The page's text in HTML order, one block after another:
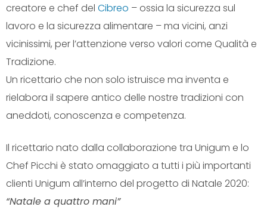
creatore e chef del Cibreo – ossia la sicurezza sul
lavoro e la sicurezza alimentare – ma vicini, anzi
vicinissimi, per l’attenzione verso valori come Qualità e
Tradizione.
Un ricettario che non solo istruisce ma inventa e
rielabora il sapere antico delle nostre tradizioni con
aneddoti, conoscenza e competenza.
Il ricettario nato dalla collaborazione tra Unigum e lo
Chef Picchi è stato omaggiato a tutti i più importanti
clienti Unigum all’interno del progetto di Natale 2020:
“Natale a quattro mani”